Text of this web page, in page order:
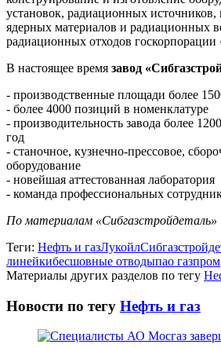
установок, радиационных источников,
ядерных материалов и радиационных
радиационных отходов госкорпорации
В настоящее время завод
- производственные площади более
- более 4000 позиций в номенклатуре
- производительность завода более
год
- станочное, кузнечно-прессовое,
оборудование
- новейшая аттестованная лаборатория
- команда профессиональных
По материалам «Сибгазстройдеталь»
Теги: Нефть и газЛукойл
линейкибесшовные отводыпао газпром
Материалы других разделов по тегу
Новости по тегу Нефть и газ